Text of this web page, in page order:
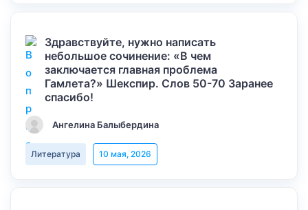
Здравствуйте, нужно написать
небольшое сочинение: «В чем
заключается главная проблема
Гамлета?» Шекспир. Слов 50-70 Заранее
спасибо!
Ангелина Балыбердина
Литература 10 мая, 2026